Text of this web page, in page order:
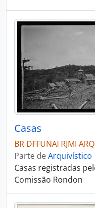
Casas
BR DFFUNAI RJMI
Parte deArquivístico
Casas registradas
Comissão Rondon